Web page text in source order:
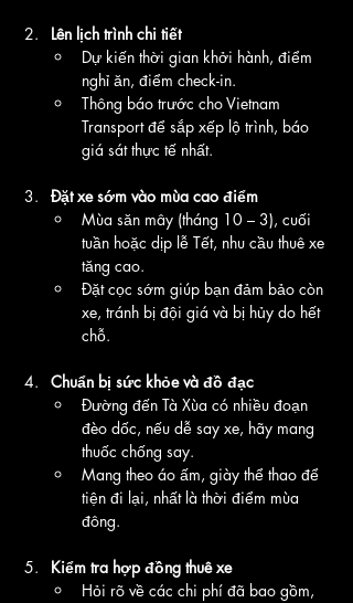
Lên lịch trình chi tiết
Dự kiến thời gian khởi hành, điểm
nghỉ ăn, điểm check-in.
Thông báo trước cho Vietnam
Transport để sắp xếp lộ trình, báo
giá sát thực tế nhất.
Đặt xe sớm vào mùa cao điểm
Mùa săn mây (tháng 10 – 3), cuối
tuần hoặc dịp lễ Tết, nhu cầu thuê xe
tăng cao.
Đặt cọc sớm giúp bạn đảm bảo còn
xe, tránh bị đội giá và bị hủy do hết
chỗ.
Chuẩn bị sức khỏe và đồ đạc
Đường đến Tà Xùa có nhiều đoạn
đèo dốc, nếu dễ say xe, hãy mang
thuốc chống say.
Mang theo áo ấm, giày thể thao để
tiện đi lại, nhất là thời điểm mùa
đông.
Kiểm tra hợp đồng thuê xe
Hỏi rõ về các chi phí đã bao gồm,